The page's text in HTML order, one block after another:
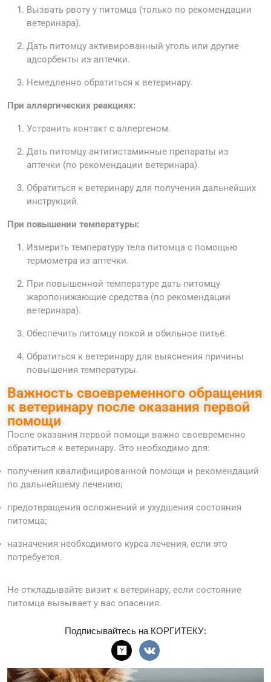
Вызвать рвоту у питомца (только по рекомендации
ветеринара).
Дать питомцу активированный уголь или другие
адсорбенты из аптечки.
Немедленно обратиться к ветеринару.
При аллергических реакциях:
Устранить контакт с аллергеном.
Дать питомцу антигистаминные препараты из
аптечки (по рекомендации ветеринара).
Обратиться к ветеринару для получения дальнейших
инструкций.
При повышении температуры:
Измерить температуру тела питомца с помощью
термометра из аптечки.
При повышенной температуре дать питомцу
жаропонижающие средства (по рекомендации
ветеринара).
Обеспечить питомцу покой и обильное питьё.
Обратиться к ветеринару для выяснения причины
повышения температуры.
Важность своевременного обращения
к ветеринару после оказания первой
помощи
После оказания первой помощи важно своевременно
обратиться к ветеринару. Это необходимо для:
получения квалифицированной помощи и рекомендаций
по дальнейшему лечению;
предотвращения осложнений и ухудшения состояния
питомца;
назначения необходимого курса лечения, если это
потребуется.
Не откладывайте визит к ветеринару, если состояние
питомца вызывает у вас опасения.
Подписывайтесь на КОРГИТЕКУ: